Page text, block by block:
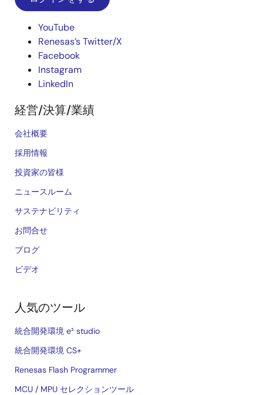
YouTube
Renesas’s Twitter/X
Facebook
Instagram
LinkedIn
経営/決算/業績
会社概要
採用情報
投資家の皆様
ニュースルーム
サステナビリティ
お問合せ
ブログ
ビデオ
人気のツール
統合開発環境 e² studio
統合開発環境 CS+
Renesas Flash Programmer
MCU / MPU セレクションツール